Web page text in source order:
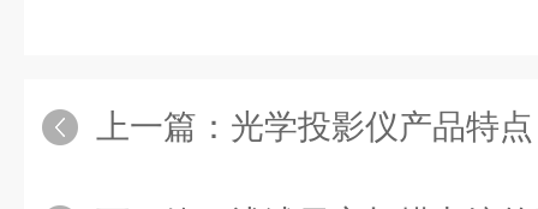
上一篇： 光学投影仪产品特点